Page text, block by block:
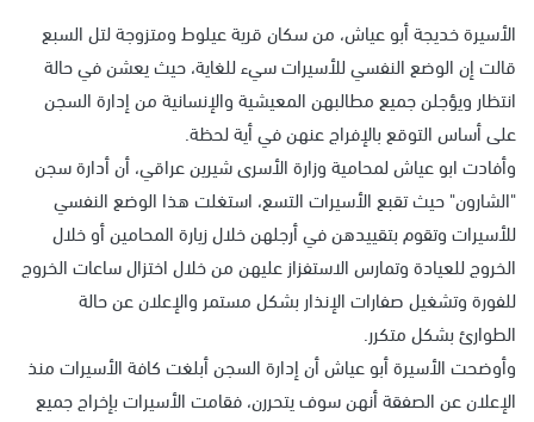
الأسيرة خديجة أبو عياش، من سكان قرية عيلوط ومتزوجة لتل السبع
قالت إن الوضع النفسي للأسيرات سيء للغاية، حيث يعشن في حالة
انتظار ويؤجلن جميع مطالبهن المعيشية والإنسانية من إدارة السجن
على أساس التوقع بالإفراج عنهن في أية لحظة.
وأفادت ابو عياش لمحامية وزارة الأسرى شيرين عراقي، أن أدارة سجن
"الشارون" حيث تقبع الأسيرات التسع، استغلت هذا الوضع النفسي
للأسيرات وتقوم بتقييدهن في أرجلهن خلال زيارة المحامين أو خلال
الخروج للعيادة وتمارس الاستفزاز عليهن من خلال اختزال ساعات الخروج
للفورة وتشغيل صفارات الإنذار بشكل مستمر والإعلان عن حالة
الطوارئ بشكل متكرر.
وأوضحت الأسيرة أبو عياش أن إدارة السجن أبلغت كافة الأسيرات منذ
الإعلان عن الصفقة أنهن سوف يتحررن، فقامت الأسيرات بإخراج جميع